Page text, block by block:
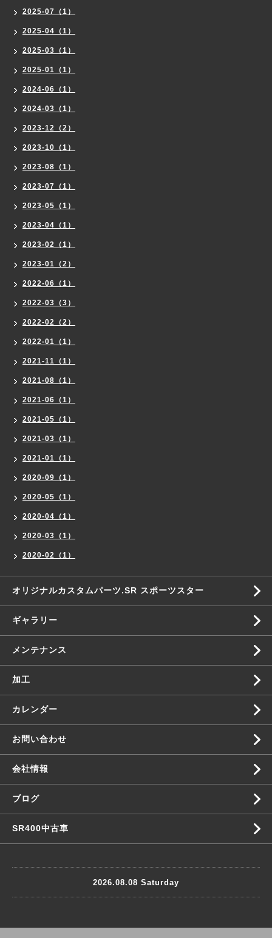
2025-07（1）
2025-04（1）
2025-03（1）
2025-01（1）
2024-06（1）
2024-03（1）
2023-12（2）
2023-10（1）
2023-08（1）
2023-07（1）
2023-05（1）
2023-04（1）
2023-02（1）
2023-01（2）
2022-06（1）
2022-03（3）
2022-02（2）
2022-01（1）
2021-11（1）
2021-08（1）
2021-06（1）
2021-05（1）
2021-03（1）
2021-01（1）
2020-09（1）
2020-05（1）
2020-04（1）
2020-03（1）
2020-02（1）
オリジナルカスタムパーツ.SR スポーツスター
ギャラリー
メンテナンス
加工
カレンダー
お問い合わせ
会社情報
ブログ
SR400中古車
2026.08.08 Saturday